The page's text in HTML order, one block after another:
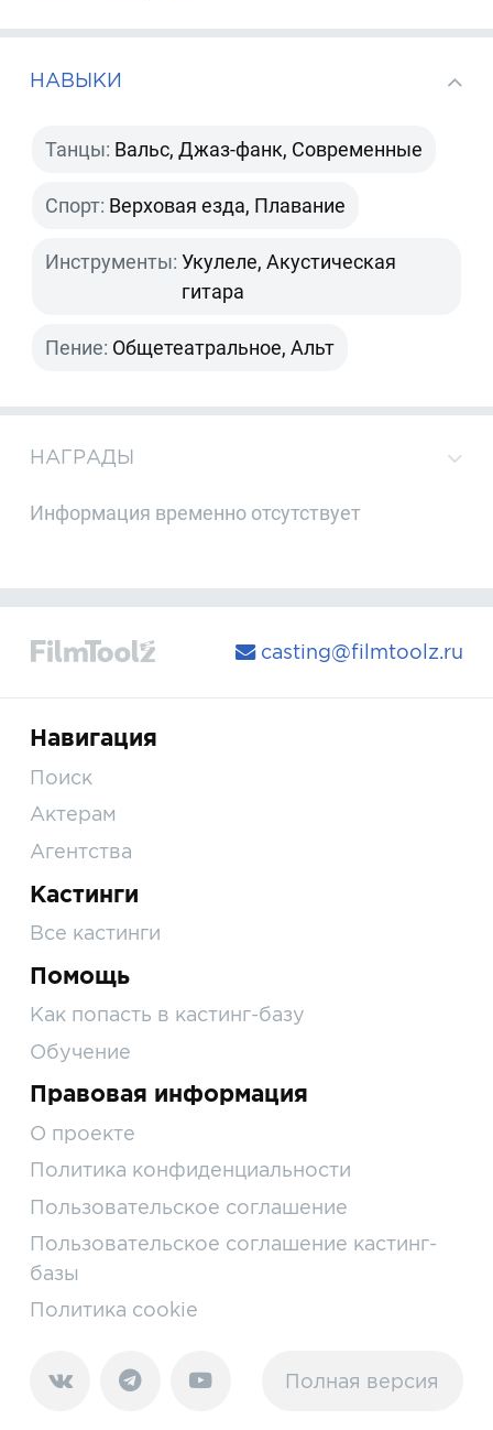
НАВЫКИ
Танцы: Вальс, Джаз-фанк, Современные
Спорт: Верховая езда, Плавание
Инструменты: Укулеле, Акустическая
гитара
Пение: Общетеатральное, Альт
НАГРАДЫ
Информация временно отсутствует
casting@filmtoolz.ru
Навигация
Поиск
Актерам
Агентства
Кастинги
Все кастинги
Помощь
Как попасть в кастинг-базу
Обучение
Правовая информация
О проекте
Политика конфиденциальности
Пользовательское соглашение
Пользовательское соглашение кастинг-
базы
Политика cookie
Полная версия